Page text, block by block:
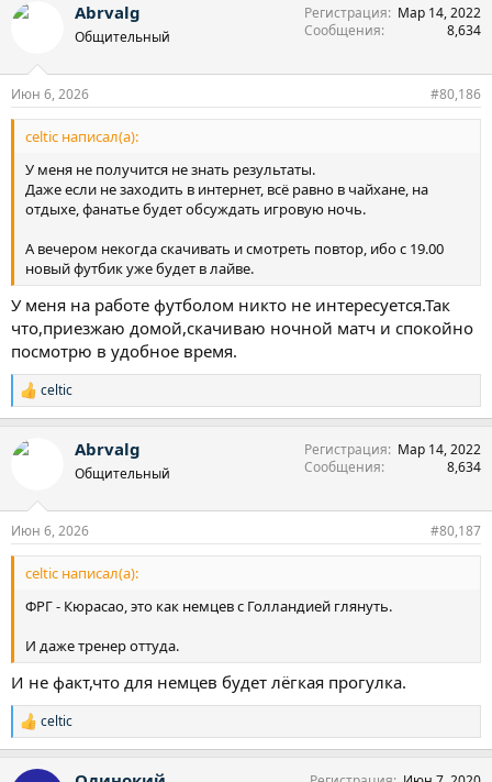
к
Abrvalg
Общительный
Регистрация
Мар 14, 2022
Сообщения
8,634
Июн 6, 2026 #80,186
celtic написал(а):
У меня не получится не знать результаты.
Даже если не заходить в интернет, всё равно в чайхане, на
отдыхе, фанатье будет обсуждать игровую ночь.
А вечером некогда скачивать и смотреть повтор, ибо с 19.00
новый футбик уже будет в лайве.
У меня на работе футболом никто не интересуется.Так
что,приезжаю домой,скачиваю ночной матч и спокойно
посмотрю в удобное время.
Р
е
к
celtic
Abrvalg
Общительный
Регистрация
Мар 14, 2022
Сообщения
8,634
Июн 6, 2026 #80,187
celtic написал(а):
ФРГ - Кюрасао, это как немцев с Голландией глянуть.
И даже тренер оттуда.
И не факт,что для немцев будет лёгкая прогулка.
Р
е
celtic